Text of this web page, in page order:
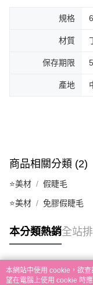
規格
材質
保存期限
產地
商品相關分類 (2)
⭐美材 假睫毛
⭐美材 免膠假睫毛
本分類熱銷全站
熱門標籤
本網站中使用 cookie，欲
望在電腦上使用 cookie 時